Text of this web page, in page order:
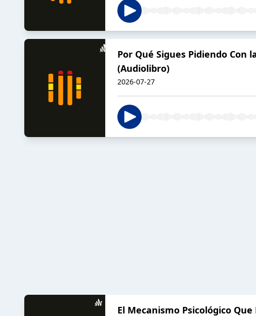
Por Qué Sigues Pidiendo Con
(Audiolibro)
2026-07-27
El Mecanismo Psicológico